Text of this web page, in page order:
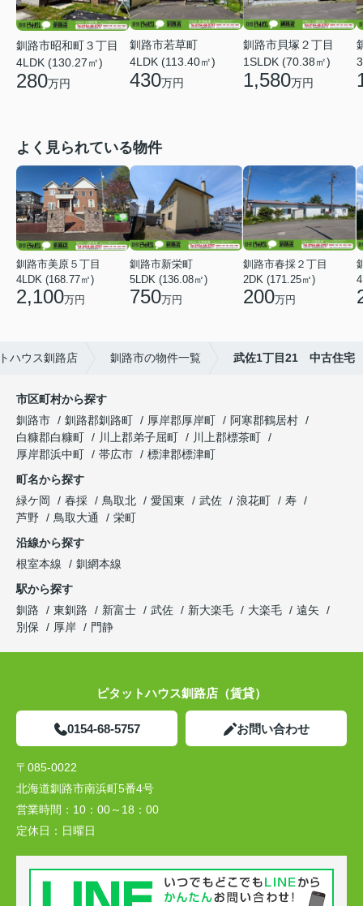
釧路市昭和町３丁目
4LDK (130.27㎡)
280万円
釧路市若草町
4LDK (113.40㎡)
430万円
釧路市貝塚２丁目
1SLDK (70.38㎡)
1,580万円
よく見られている物件
釧路市美原５丁目
4LDK (168.77㎡)
2,100万円
釧路市新栄町
5LDK (136.08㎡)
750万円
釧路市春採２丁目
2DK (171.25㎡)
200万円
ハウス釧路店 釧路市の物件一覧 武佐1丁目21 中古住宅
市区町村から探す
釧路市
釧路郡釧路町 厚岸郡厚岸町
阿寒郡鶴居村
白糠郡白糠町
川上郡弟子屈町
川上郡標茶町
厚岸郡浜中町
帯広市
標津郡標津町
町名から探す
緑ケ岡
春採 鳥取北 愛国東 武佐 浪花町
寿
芦野
鳥取大通
栄町
沿線から探す
根室本線
釧網本線
駅から探す
釧路
東釧路 新富士 武佐 新大楽毛 大楽毛
遠矢
別保
厚岸 門静
ピタットハウス釧路店（賃貸）
0154-68-5757 お問い合わせ
〒085-0022
北海道釧路市南浜町5番4号
営業時間： 10：00～18：00
定休日： 日曜日